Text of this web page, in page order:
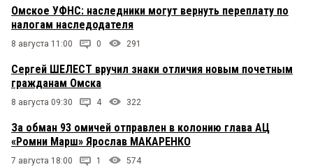
Омское УФНС: наследники могут вернуть переплату по
налогам наследодателя
8 августа 11:00 0 291
Сергей ШЕЛЕСТ вручил знаки отличия новым почетным
гражданам Омска
8 августа 09:30 4 322
За обман 93 омичей отправлен в колонию глава АЦ
«Ромни Марш» Ярослав МАКАРЕНКО
7 августа 18:00 1 574